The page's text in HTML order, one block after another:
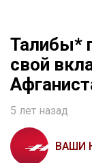
Талибы*
свой
5 лет назад
ВАШИ